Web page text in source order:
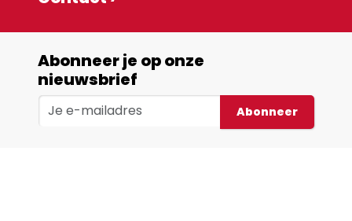
Abonneer je op onze
nieuwsbrief
Abonneer